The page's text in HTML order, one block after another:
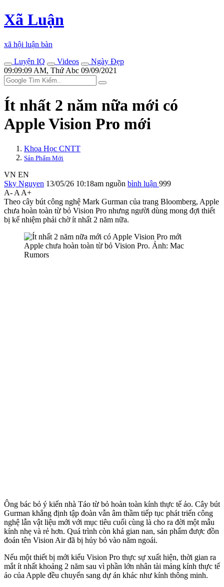
Xã Luận
xã hội luận bàn
Luyện IQ
Videos
Ngày Đẹp
09:09:09 AM, Thứ Abc 09/09/2021
Ít nhất 2 năm nữa mới có
Apple Vision Pro mới
Khoa Học CNTT
Sản Phẩm Mới
VN EN
Sky Nguyen 13/05/26 10:18am nguồn bình luận 999
A- A A+
Theo cây bút công nghệ Mark Gurman của trang Bloomberg, Apple
chưa hoàn toàn từ bỏ Vision Pro nhưng người dùng mong đợi thiết
bị kế nhiệm phải chờ ít nhất 2 năm nữa.
Apple chưa hoàn toàn từ bỏ Vision Pro. Ảnh: Mac
Rumors
Ông bác bỏ ý kiến nhà Táo từ bỏ hoàn toàn kính thực tế ảo. Cây bút
Gurman khẳng định tập đoàn vẫn âm thầm tiếp tục phát triển công
nghệ lẫn vật liệu mới với mục tiêu cuối cùng là cho ra đời một mẫu
kính nhẹ và rẻ hơn. Quá trình còn khá gian nan, sản phẩm được đồn
đoán tên Vision Air đã bị hủy bỏ vào năm ngoái.
Nếu một thiết bị mới kiểu Vision Pro thực sự xuất hiện, thời gian ra
mắt ít nhất khoảng 2 năm sau vì phần lớn nhân tài mảng kính thực tế
ảo của Apple đều chuyển sang dự án khác như kính thông minh.